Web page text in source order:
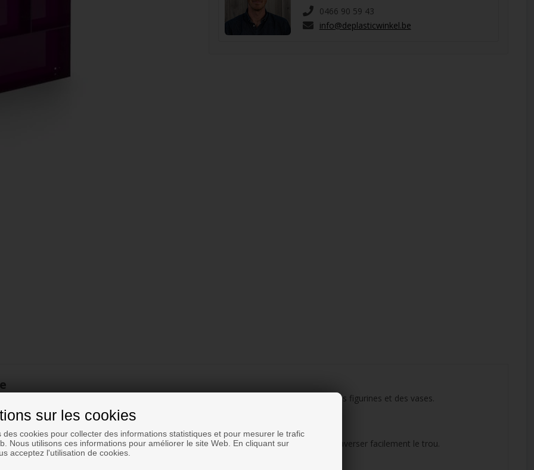
sur les cookies
des cookies pour collecter des informations statistiques et pour mesurer le trafic
Nous utilisons ces informations pour améliorer le site Web. En cliquant sur
acceptez l'utilisation de cookies.
0466 90 59 43
info@deplasticwinkel.be
au bureau, au couloir, à la salle de bain - ainsi qu'une chambre d'enfants pour les petites figurines et des vases.
des enfants afin qu'elles arrivent de manière intelligente et moderne.
Veillez à ne pas trop serrer la vis car l'Acrylique peut se fissurer. La vis doit pouvoir traverser facilement le trou.